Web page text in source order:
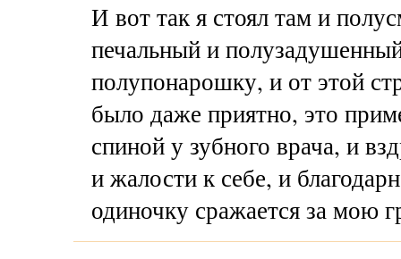
И вот так я стоял там и
печальный и
полупонарошку, и от этой
было даже приятно, это
спиной у зубного врача, и
и жалости к себе, и
одиночку сражается за